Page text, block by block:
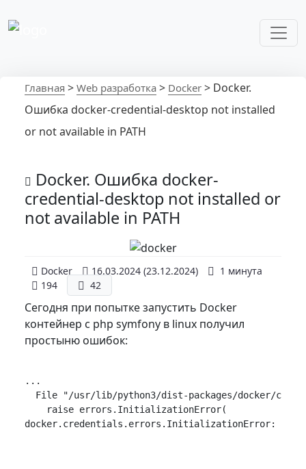
Главная > Web разработка > Docker > Docker.
Ошибка docker-credential-desktop not installed
or not available in PATH
Docker. Ошибка docker-
credential-desktop not installed or
not available in PATH
Docker 16.03.2024 (23.12.2024)
1 минута
194
42
Сегодня при попытке запустить Docker
контейнер c php symfony в linux получил
простыню ошибок:
...
File "/usr/lib/python3/dist-packages/docker/
    raise errors.InitializationError(